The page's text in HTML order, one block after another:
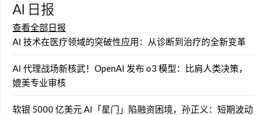
AI 日报
查看全部日报
AI 技术在医疗领域的突破性应用：从诊断到治疗的全新变革
AI 代理战场新核武！OpenAI 发布 o3 模型：比肩人类决策，
媲美专业审核
软银 5000 亿美元 AI「星门」陷融资困境，孙正义：短期波动